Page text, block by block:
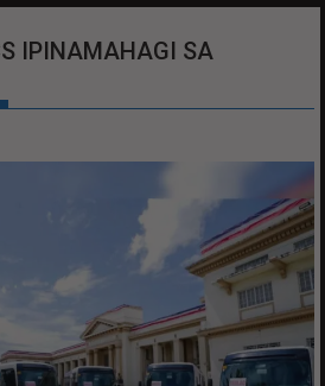
IPINAMAHAGI SA